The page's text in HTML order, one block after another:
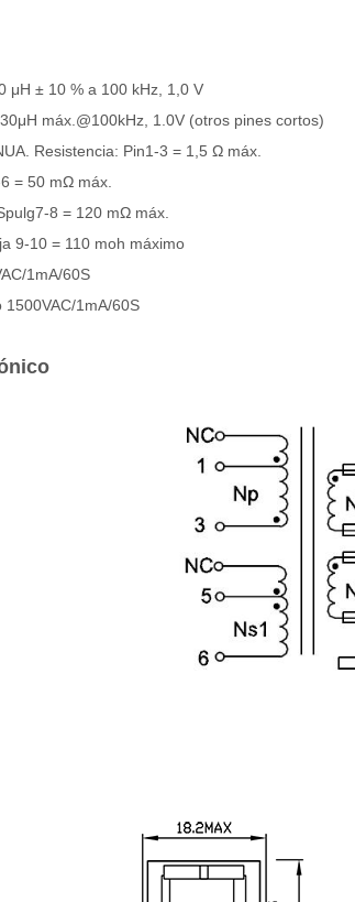
μH ± 10 % a 100 kHz, 1,0 V
μH máx. @100kHz, 1.0V (otros pines cortos)
Resistencia: Pin1-3 = 1,5 Ω máx.
máx.
pulg7-8 = 120 mΩ máx.
= 110 moh máximo
1mA/60S
1500VAC/1mA/60S